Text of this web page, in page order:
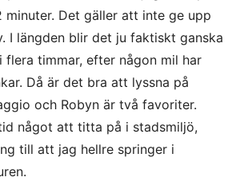
Det gäller att inte ge upp
I längden blir det ju faktiskt ganska
timmar, efter någon mil har
Då är det bra att lyssna på
och Robyn är två favoriter.
något att titta på i stadsmiljö,
till att jag hellre springer i